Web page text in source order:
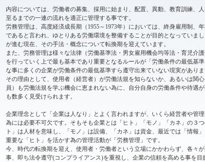
内容については、労働者の募集、採用に始まり、配置、異動、教育訓練、
至るまでの一連の流れを適正に管理する事です。
労務管理は、高度経済成長期（1955～1973年）においては、終身雇用制、
であると言われ、ゆとりある労働環境を整備することが目的となっていま
が進む現在、その手法・概念について転換期を迎えています。
また、労務管理は様々な法律（労働基準法・男女雇用機会均等法・育児介
を行っていく上で最も基本であり重要となるルールが「労働条件の最低基
な事に多くの企業が労働条件の最低基準すら遵守出来ていない現実がありま
その理由として、使用者（経営者）が労働法規を知らないか、あるいは関
員）も労働法規を学ぶ機会に恵まれない為に、自分自身の労働条件や待遇
も数多く見受けられます。
企業理念として「企業は人なり」とよく言われますが、いくら経営者や管
為には必要不可欠です。そもそも企業とは「ヒト」「モノ」「カネ」の３
ト」は人材を意味し、「モノ」は設備、「カネ」は資金、最近では「情報
重要な「ヒト」を活かす為の管理活動が「労務管理」です。
今、時代の転換期を迎え、使用者・労働者という立場にかかわらず、各々
事、即ち法令遵守(コンプライアンス)を重視し、企業の信頼を高める事を目